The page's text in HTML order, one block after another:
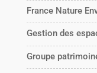
France Nature
Gestion des
Groupe